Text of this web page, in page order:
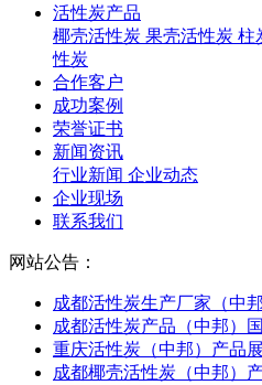
活性炭产品
椰壳活性炭 果壳活性炭 柱
性炭
合作客户
成功案例
荣誉证书
新闻资讯
行业新闻 企业动态
企业现场
联系我们
网站公告：
成都活性炭生产厂家（中
成都活性炭产品（中邦）
重庆活性炭（中邦）产品
成都椰壳活性炭（中邦）